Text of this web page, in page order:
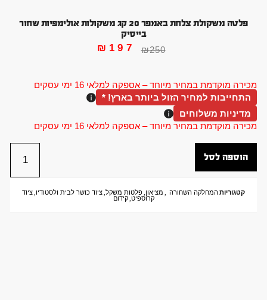
מכירה מוקדמת במחיר מיוחד – אספקה למלאי 16 ימי עסקים
פלטה משקולת צלחת באמפר 20 קג משקולות אולימפיות שחור
בייסיק
₪250
₪ 197
התחייבות למחיר הזול ביותר בארץ! *
מדיניות משלוחים
מכירה מוקדמת במחיר מיוחד – אספקה למלאי 16 ימי עסקים
הוספה לסל
קטגוריותהמחלקה השחורה , מציאון,פלטות משקל,ציוד כושר לבית ולסטודיו,ציוד
קרוספיט,קידום